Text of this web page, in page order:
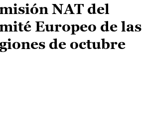
NAT del
Europeo de las
de octubre